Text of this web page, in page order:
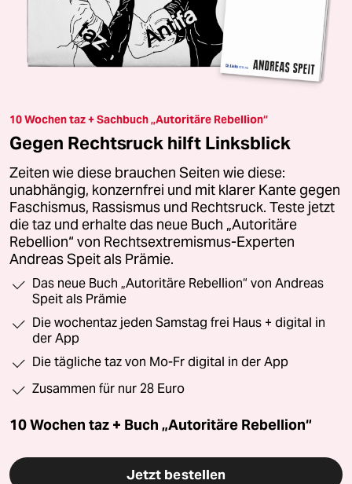
10 Wochen taz + Sachbuch „Autoritäre Rebellion“
Gegen Rechtsruck hilft Linksblick
Zeiten wie diese brauchen Seiten wie diese:
unabhängig, konzernfrei und mit klarer Kante gegen
Faschismus, Rassismus und Rechtsruck. Teste jetzt
die taz und erhalte das neue Buch „Autoritäre
Rebellion“ von Rechtsextremismus-Experten
Andreas Speit als Prämie.
Das neue Buch „Autoritäre Rebellion“ von Andreas
Speit als Prämie
Die wochentaz jeden Samstag frei Haus + digital in
der App
Die tägliche taz von Mo-Fr digital in der App
Zusammen für nur 28 Euro
10 Wochen taz + Buch „Autoritäre Rebellion“
Jetzt bestellen